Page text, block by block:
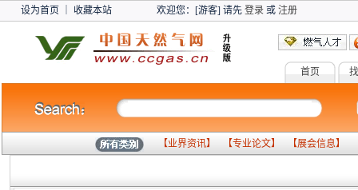
设为首页 收藏本站 欢迎您：[游客] 请先 登录或 注册
首页
【业界资讯】 【专业论文】 【展会信息】